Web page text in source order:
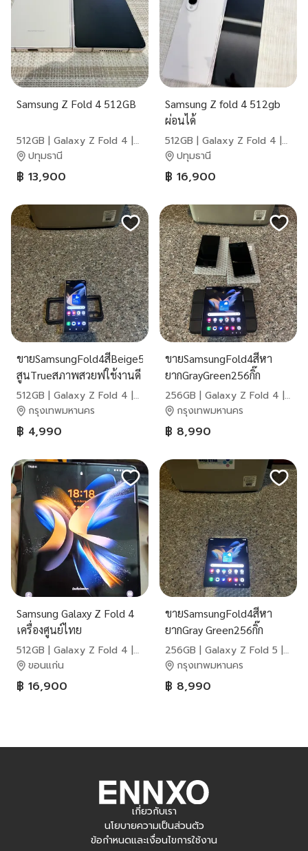
Samsung Z Fold 4 512GB
512GB | Galaxy Z Fold 4 |
Samsung
ปทุมธานี
฿ 13,900
Samsung Z fold 4 512gb
ผ่อนได้
512GB | Galaxy Z Fold 4 |
Samsung
ปทุมธานี
฿ 16,900
ขายSamsungFold4สีBeige512กิ๊ก
สูนTrueสภาพสวยฟใช้งานดี
ถูกๆ
512GB | Galaxy Z Fold 4 |
Samsung
กรุงเทพมหานคร
฿ 4,990
ขายSamsungFold4สีหา
ยากGrayGreen256กิ๊ก
สูนTrueจอกางสุดหายากใช้
งานดีถ๔หๆ
256GB | Galaxy Z Fold 4 |
Samsung
กรุงเทพมหานคร
฿ 8,990
Samsung Galaxy Z Fold 4
เครื่องศูนย์ไทย
512GB | Galaxy Z Fold 4 |
Samsung
ขอนแก่น
฿ 16,900
ขายSamsungFold4สีหา
ยากGray Green256กิ๊ก
สูนTrueใช้งานดีถูกๆๆๆๆ
256GB | Galaxy Z Fold 5 |
Samsung
กรุงเทพมหานคร
฿ 8,990
เกี่ยวกับเรา
นโยบายความเป็นส่วนตัว
ข้อกำหนดและเงื่อนไขการใช้งาน